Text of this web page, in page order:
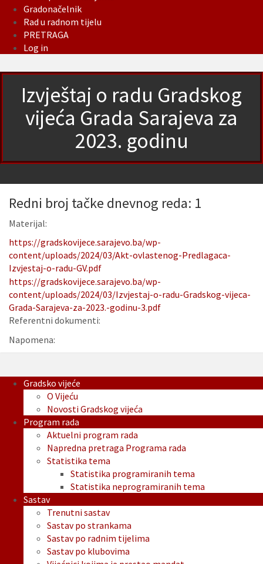
Gradonačelnik
Rad u radnom tijelu
PRETRAGA
Log in
Izvještaj o radu Gradskog
vijeća Grada Sarajeva za
2023. godinu
Redni broj tačke dnevnog reda: 1
Materijal:
https://gradskovijece.sarajevo.ba/wp-
content/uploads/2024/03/Akt-ovlastenog-Predlagaca-
Izvjestaj-o-radu-GV.pdf
https://gradskovijece.sarajevo.ba/wp-
content/uploads/2024/03/Izvjestaj-o-radu-Gradskog-vijeca-
Grada-Sarajeva-za-2023.-godinu-3.pdf
Referentni dokumenti:
Napomena:
Gradsko vijeće
O Vijeću
Novosti Gradskog vijeća
Program rada
Aktuelni program rada
Napredna pretraga Programa rada
Statistika tema
Statistika programiranih tema
Statistika neprogramiranih tema
Sastav
Trenutni sastav
Sastav po strankama
Sastav po radnim tijelima
Sastav po klubovima